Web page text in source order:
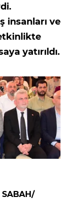
insanları ve
yatırıldı.